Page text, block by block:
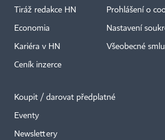
Tiráž redakce HN
Economia
Kariéra v HN
Ceník inzerce
Prohlášení o
Nastavení
Všeobecné
Koupit / darovat předplatné
Eventy
Newslettery